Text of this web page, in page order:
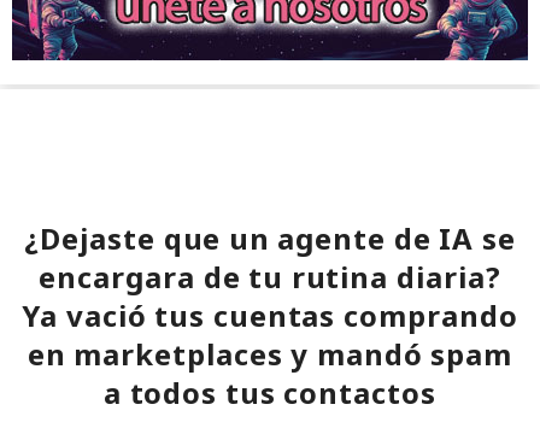
¿Dejaste que un agente de IA se
encargara de tu rutina diaria?
Ya vació tus cuentas comprando
en marketplaces y mandó spam
a todos tus contactos